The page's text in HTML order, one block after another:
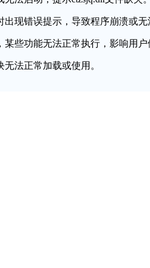
出现错误提示，导致程序崩溃或无
某些功能无法正常执行，影响用户
法正常加载或使用。